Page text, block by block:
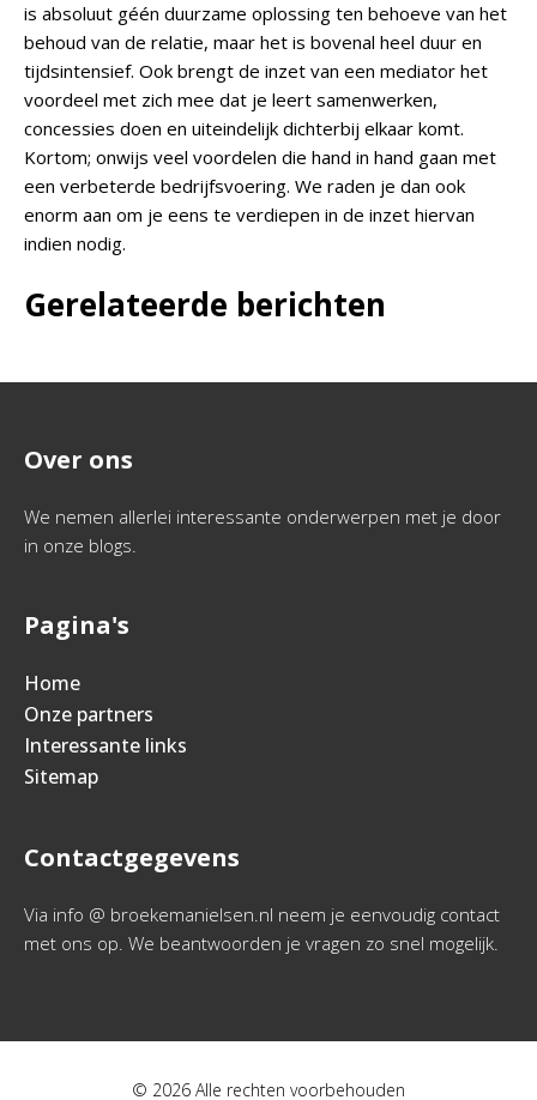
is absoluut géén duurzame oplossing ten behoeve van het
behoud van de relatie, maar het is bovenal heel duur en
tijdsintensief. Ook brengt de inzet van een mediator het
voordeel met zich mee dat je leert samenwerken,
concessies doen en uiteindelijk dichterbij elkaar komt.
Kortom; onwijs veel voordelen die hand in hand gaan met
een verbeterde bedrijfsvoering. We raden je dan ook
enorm aan om je eens te verdiepen in de inzet hiervan
indien nodig.
Gerelateerde berichten
Over ons
We nemen allerlei interessante onderwerpen met je door
in onze blogs.
Pagina's
Home
Onze partners
Interessante links
Sitemap
Contactgegevens
Via info @ broekemanielsen.nl neem je eenvoudig contact
met ons op. We beantwoorden je vragen zo snel mogelijk.
© 2026 Alle rechten voorbehouden